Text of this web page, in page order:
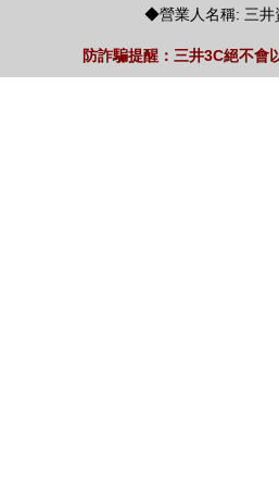
◆營業人名稱: 三井
防詐騙提醒：三井3C絕不會